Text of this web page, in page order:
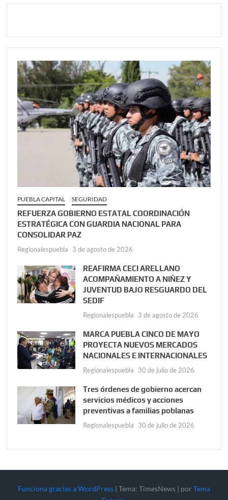
PUEBLA CAPITAL SEGURIDAD
REFUERZA GOBIERNO ESTATAL COORDINACIÓN
ESTRATÉGICA CON GUARDIA NACIONAL PARA
CONSOLIDAR PAZ
Regionalespuebla 3 de agosto de 2026
REAFIRMA CECI ARELLANO
ACOMPAÑAMIENTO A NIÑEZ Y
JUVENTUD BAJO RESGUARDO DEL
SEDIF
Regionalespuebla 3 de agosto de 2026
MARCA PUEBLA CINCO DE MAYO
PROYECTA NUEVOS MERCADOS
NACIONALES E INTERNACIONALES
Regionalespuebla 30 de julio de 2026
Tres órdenes de gobierno acercan
servicios médicos y acciones
preventivas a familias poblanas
Regionalespuebla 30 de julio de 2026
Funciona gracias a WordPress | Tema: TimesNews | por Tema